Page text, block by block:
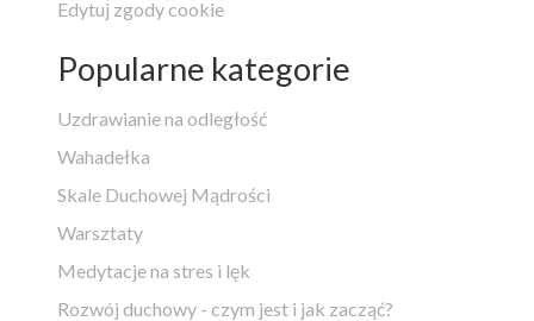
Edytuj zgody cookie
Popularne kategorie
Uzdrawianie na odległość
Wahadełka
Skale Duchowej Mądrości
Warsztaty
Medytacje na stres i lęk
Rozwój duchowy - czym jest i jak zacząć?